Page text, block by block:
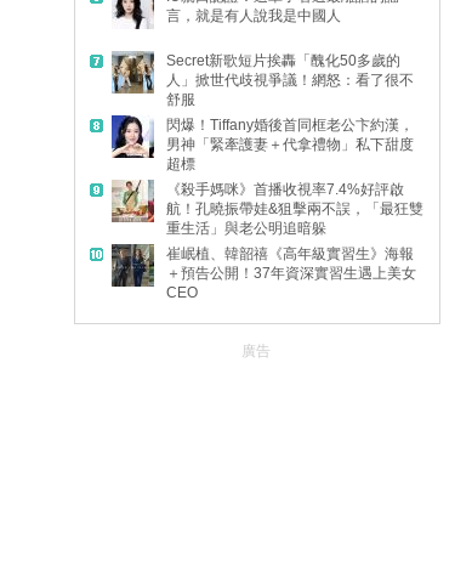
言，就是有人說我是中國人
Secret新歌短片挨轟「醜化50多歲的
人」掀世代歧視爭議！網怒：看了很不
舒服
閃爆！Tiffany婚後首同框老公卞約漢，
男神「緊牽護妻＋代拿禮物」私下甜度
超標
《殺手媽咪》首播收視率7.4%好評啟
航！孔曉振帶娃&狙擊兩不誤，「最狂雙
重生活」與老公明追暗躲
崔岷植、韓韶禧《高年級實習生》海報
＋預告公開！37年資深實習生遇上美女
CEO
廣告